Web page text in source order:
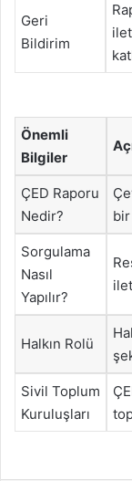
Geri
Bildirim
Önemli
Bilgiler
ÇED Raporu
Nedir?
Sorgulama
Nasıl
Yapılır?
Halkın Rolü
Sivil Toplum
Kuruluşları